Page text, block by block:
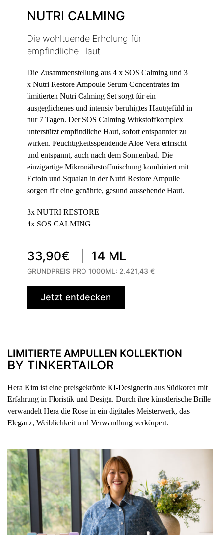
NUTRI CALMING
Die wohltuende Erholung für
empfindliche Haut
Die Zusammenstellung aus 4 x SOS Calming und 3
x Nutri Restore Ampoule Serum Concentrates im
limitierten Nutri Calming Set sorgt für ein
ausgeglichenes und intensiv beruhigtes Hautgefühl in
nur 7 Tagen. Der SOS Calming Wirkstoffkomplex
unterstützt empfindliche Haut, sofort entspannter zu
wirken. Feuchtigkeitsspendende Aloe Vera erfrischt
und entspannt, auch nach dem Sonnenbad. Die
einzigartige Mikronährstoffmischung kombiniert mit
Ectoin und Squalan in der Nutri Restore Ampulle
sorgen für eine genährte, gesund aussehende Haut.
3x NUTRI RESTORE
4x SOS CALMING
33,90€ | 14 ML
GRUNDPREIS PRO 1000ML: 2.421,43 €
Jetzt entdecken
LIMITIERTE AMPULLEN KOLLEKTION
BY TINKERTAILOR
Hera Kim ist eine preisgekrönte KI-Designerin aus Südkorea mit
Erfahrung in Floristik und Design. Durch ihre künstlerische Brille
verwandelt Hera die Rose in ein digitales Meisterwerk, das
Eleganz, Weiblichkeit und Verwandlung verkörpert.